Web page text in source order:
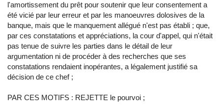
l'amortissement du prêt pour soutenir que leur consentement a
été vicié par leur erreur et par les manoeuvres dolosives de la
banque, mais que le manquement allégué n'est pas établi ; que,
par ces constatations et appréciations, la cour d'appel, qui n'était
pas tenue de suivre les parties dans le détail de leur
argumentation ni de procéder à des recherches que ses
constatations rendaient inopérantes, a légalement justifié sa
décision de ce chef ;
PAR CES MOTIFS : REJETTE le pourvoi ;